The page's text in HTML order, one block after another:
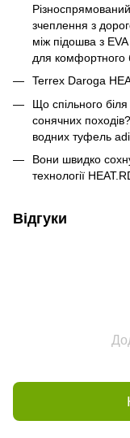
зчеплення з
між підошва з
для комфортного
Terrex Daroga
Що спільного
сонячних
водних туфель
Вони швидко
технології
Відгуки